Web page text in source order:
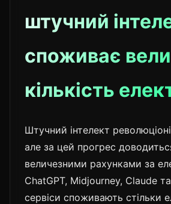
штучний
споживає
кількість
Штучний інтелект
але за цей прогрес
величезними рахунками за
ChatGPT, Midjourney, Claude
сервіси споживають стільки